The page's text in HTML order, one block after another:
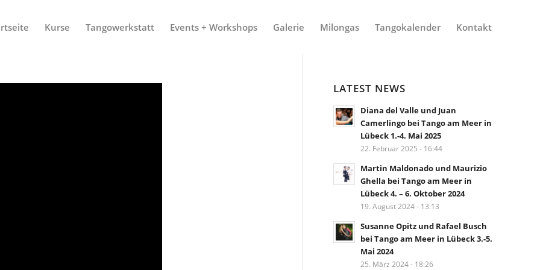
Kurse Tangowerkstatt Events + Workshops Galerie Milongas Tangokalender Kontakt
LATEST NEWS
Diana del Valle und Juan
Camerlingo bei Tango am Meer in
Lübeck 1.-4. Mai 2025
22. Februar 2025 - 16:44
Martin Maldonado und Maurizio
Ghella bei Tango am Meer in
Lübeck 4. – 6. Oktober 2024
19. August 2024 - 13:13
Susanne Opitz und Rafael Busch
bei Tango am Meer in Lübeck 3.-5.
Mai 2024
25. März 2024 - 18:26